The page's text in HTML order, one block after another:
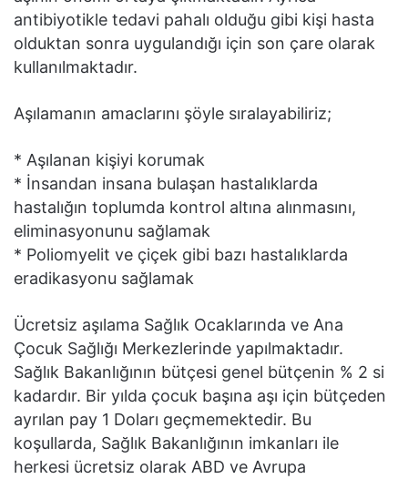
antibiyotikle tedavi pahalı olduğu gibi kişi hasta
olduktan sonra uygulandığı için son çare olarak
kullanılmaktadır.
Aşılamanın amaclarını şöyle sıralayabiliriz;
* Aşılanan kişiyi korumak
* İnsandan insana bulaşan hastalıklarda
hastalığın toplumda kontrol altına alınmasını,
eliminasyonunu sağlamak
* Poliomyelit ve çiçek gibi bazı hastalıklarda
eradikasyonu sağlamak
Ücretsiz aşılama Sağlık Ocaklarında ve Ana
Çocuk Sağlığı Merkezlerinde yapılmaktadır.
Sağlık Bakanlığının bütçesi genel bütçenin % 2 si
kadardır. Bir yılda çocuk başına aşı için bütçeden
ayrılan pay 1 Doları geçmemektedir. Bu
koşullarda, Sağlık Bakanlığının imkanları ile
herkesi ücretsiz olarak ABD ve Avrupa